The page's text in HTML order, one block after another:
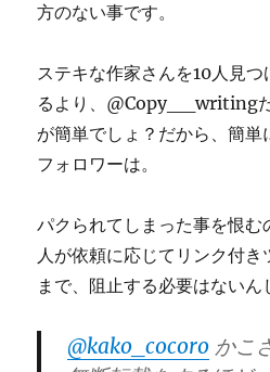
方のない事です。
ステキな作家さんを10人見
るより、@Copy__writing
が簡単でしょ？だから、簡単
フォロワーは。
パクられてしまった事を恨
人が依頼に応じてリンク付
まで、阻止する必要はないん
@kako_cocoro かこ